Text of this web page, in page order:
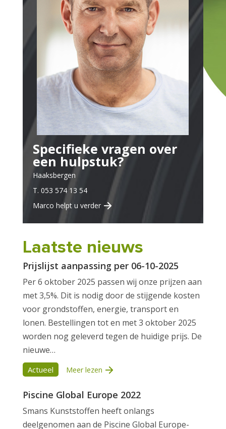
Specifieke vragen over
een hulpstuk?
Haaksbergen
T. 053 574 13 54
Marco helpt u verder
Laatste nieuws
Prijslijst aanpassing per 06-10-2025
Per 6 oktober 2025 passen wij onze prijzen aan
met 3,5%. Dit is nodig door de stijgende kosten
voor grondstoffen, energie, transport en
lonen. Bestellingen tot en met 3 oktober 2025
worden nog geleverd tegen de huidige prijs. De
nieuwe…
Actueel Meer lezen
Piscine Global Europe 2022
Smans Kunststoffen heeft onlangs
deelgenomen aan de Piscine Global Europe-